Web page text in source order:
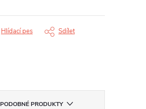
Hlídací pes Sdílet
PODOBNÉ PRODUKTY